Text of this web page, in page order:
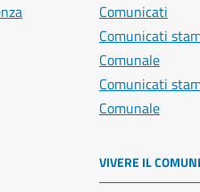
Comunicati
Comunicati
Comunale
Comunicati
Comunale
VIVERE IL